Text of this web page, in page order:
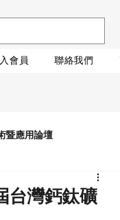
會員 聯絡我們
暨應用論壇
台灣鈣鈦礦